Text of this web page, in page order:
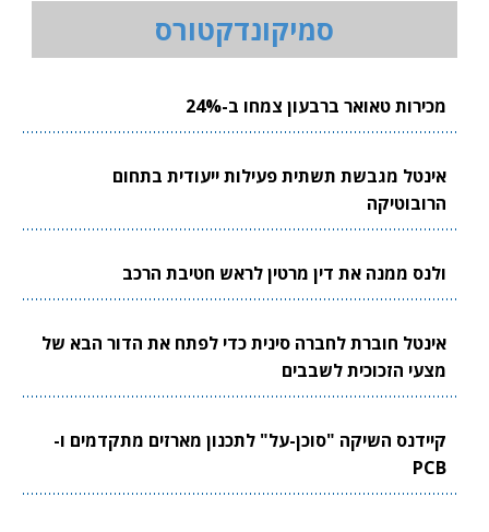
סמיקונדקטורס
מכירות טאואר ברבעון צמחו ב-24%
אינטל מגבשת תשתית פעילות ייעודית בתחום
הרובוטיקה
ולנס ממנה את דין מרטין לראש חטיבת הרכב
אינטל חוברת לחברה סינית כדי לפתח את הדור הבא של
מצעי הזכוכית לשבבים
קיידנס השיקה "סוכן-על" לתכנון מארזים מתקדמים ו-
PCB